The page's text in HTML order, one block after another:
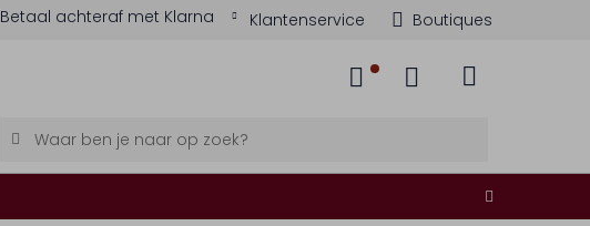
Betaal achteraf met Klarna Klantenservice Boutiques